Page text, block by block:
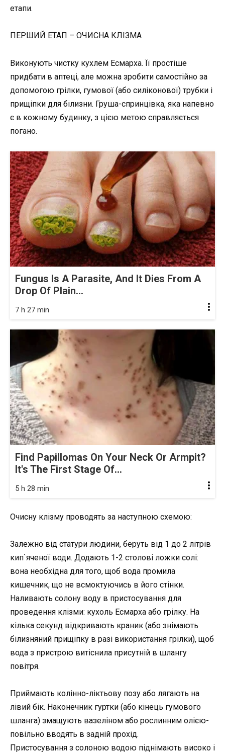
етапи.
ПЕРШИЙ ЕТАП – ОЧИСНА КЛІЗМА
Виконують чистку кухлем Есмарха. Її простіше
придбати в аптеці, але можна зробити самостійно за
допомогою грілки, гумової (або силіконової) трубки і
прищіпки для білизни. Груша-спринцівка, яка напевно
є в кожному будинку, з цією метою справляється
погано.
Fungus Is A Parasite, And It Dies From A
Drop Of Plain...
7 h 27 min
Find Papillomas On Your Neck Or Armpit?
It's The First Stage Of...
5 h 28 min
Очисну клізму проводять за наступною схемою:
Залежно від статури людини, беруть від 1 до 2 літрів
кип`яченої води. Додають 1-2 столові ложки солі:
вона необхідна для того, щоб вода промила
кишечник, що не всмоктуючись в його стінки.
Наливають солону воду в пристосування для
проведення клізми: кухоль Есмарха або грілку. На
кілька секунд відкривають краник (або знімають
білизняний прищіпку в разі використання грілки), щоб
вода з пристрою витіснила присутній в шлангу
повітря.
Приймають колінно-ліктьову позу або лягають на
лівий бік. Наконечник гуртки (або кінець гумового
шланга) змащують вазеліном або рослинним олією-
повільно вводять в задній прохід.
Пристосування з солоною водою піднімають високо і